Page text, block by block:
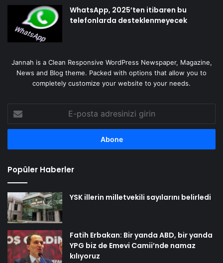
WhatsApp, 2025’ten itibaren bu
telefonlarda desteklenmeyecek
Jannah is a Clean Responsive WordPress Newspaper, Magazine,
News and Blog theme. Packed with options that allow you to
completely customize your website to your needs.
posta
adresinizi
Popüler Haberler
YSK illerin milletvekili sayılarını belirledi
Fatih Erbakan: Bir yanda ABD, bir yanda
YPG biz de Emevi Camii’nde namaz
kılıyoruz